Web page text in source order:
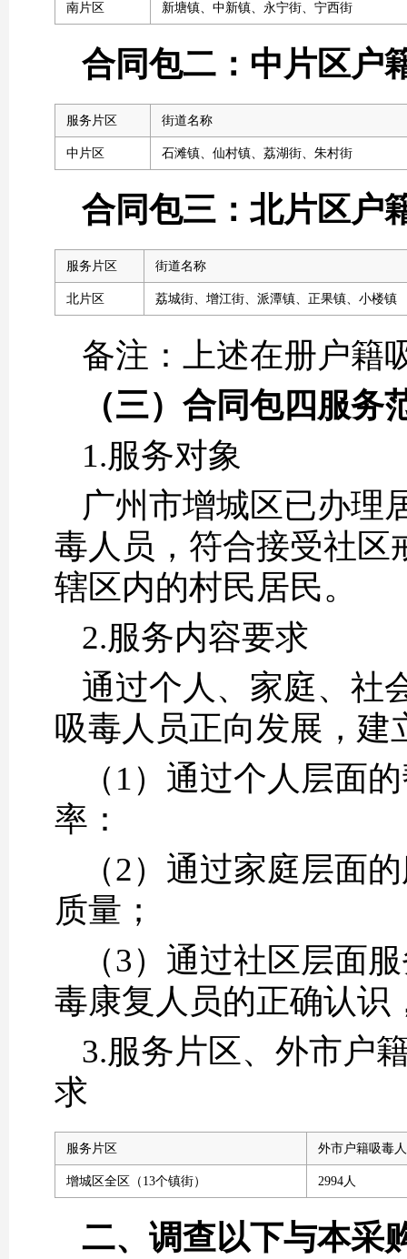
南片区 新塘镇、中新镇、永宁街、宁西街
合同包二：中片区户
服务片区 街道名称
中片区 石滩镇、仙村镇、荔湖街、朱村街
合同包三：北片区户
服务片区 街道名称
北片区 荔城街、增江街、派潭镇、正果镇、小楼镇
备注：上述在册户籍
（三） 合同包四 服务
1.服务对象
广州市增城区已办理
毒人员，符合接受社区
辖区内的村民居民。
2.服务内容要求
通过个人、家庭、社
吸毒人员正向发展，建
（1）通过个人层面
率：
（2）通过家庭层面
质量；
（3）通过社区层面
毒康复人员的正确认识
3.服务片区、外市户
求
服务片区 外市户籍吸毒
增城区全区（13个镇街） 2994人
二、 调查以下与本采